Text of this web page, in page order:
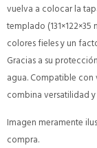
vuelva a colocar la
templado
colores fieles y un
Gracias a su
agua. Compatible
combina versatilidad
Imagen meramente
compra.